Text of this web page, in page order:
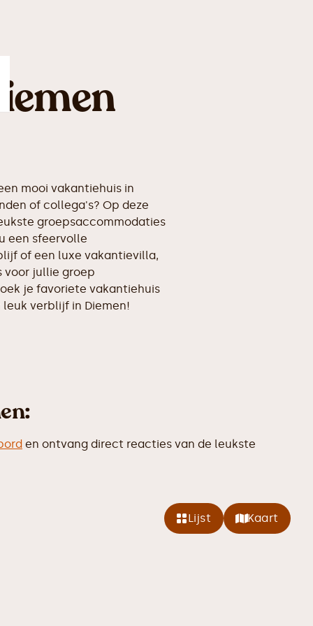
mooi vakantiehuis in
of collega's? Op deze
groepsaccommodaties
een sfeervolle
of een luxe vakantievilla,
voor jullie groep
je favoriete vakantiehuis
verblijf in Diemen!
en ontvang direct reacties van de leukste
Lijst Kaart